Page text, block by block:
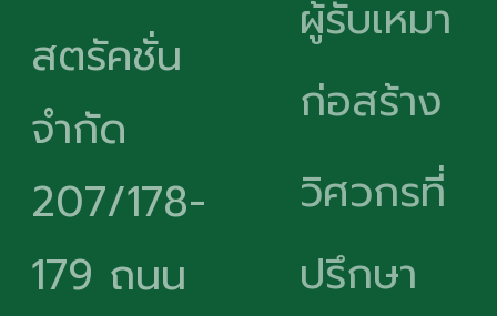
สตรัคชั่น
จำกัด
207/178-
179 ถนน
ผู้รับเหมา
ก่อสร้าง
วิศวกรที่
ปรึกษา